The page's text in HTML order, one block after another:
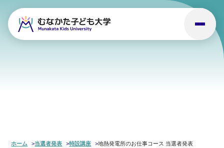
ホーム 当選者発表 特設講座 地熱発電所のお仕事コース 当選者発表